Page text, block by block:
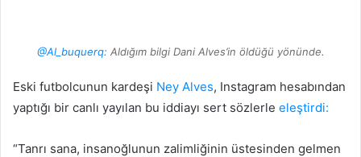
@Al_buquerq: Aldığım bilgi Dani Alves’in öldüğü yönünde.
Eski futbolcunun kardeşi Ney Alves, Instagram hesabından
yaptığı bir canlı yayılan bu iddiayı sert sözlerle eleştirdi:
“Tanrı sana, insanoğlunun zalimliğinin üstesinden gelmen